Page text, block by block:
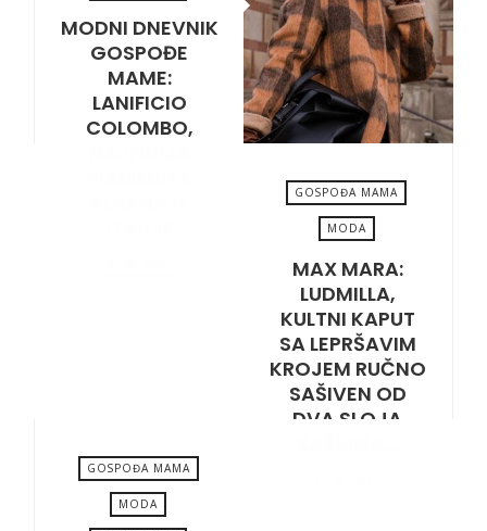
MARCH 28, 2025
MODNI DNEVNIK
GOSPOĐE
MAME:
LANIFICIO
COLOMBO,
GOSPOĐA MAMA
MODA
MAX MARA:
LUDMILLA,
KULTNI KAPUT
SA LEPRŠAVIM
KROJEM RUČNO
SAŠIVEN OD
DVA SLOJA
GOSPOĐA MAMA
MODA